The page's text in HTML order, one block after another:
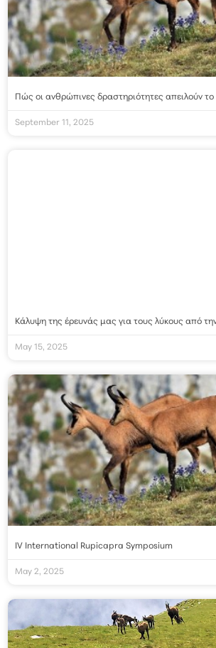
Πώς οι ανθρώπινες δραστηριότητες απειλούν το
September 11, 2025
Κάλυψη της έρευνάς μας για τους λύκους από
May 15, 2025
IV International Rupicapra Symposium
May 2, 2025